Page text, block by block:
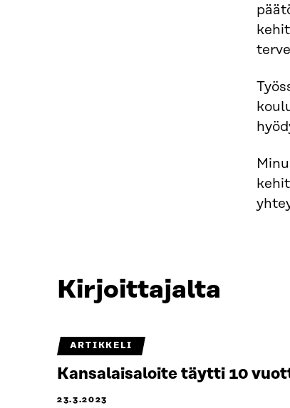
Kirjoittajalta
ARTIKKELI
Kansalaisaloite täytti 10
23.3.2023